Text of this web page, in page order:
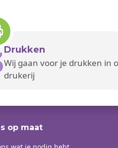
Drukken
Wij gaan voor je drukken in
drukerij
op maat